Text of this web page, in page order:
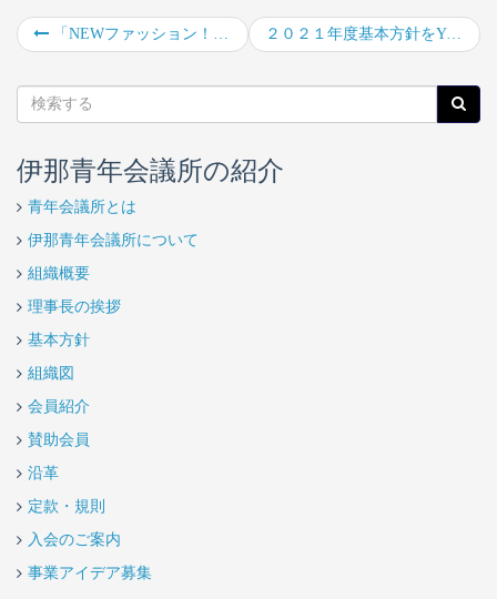
「NEWファッション！全力マスクにデザイン」たくさんの応募ありがとうございました。 ２０２１年度基本方針をYouTubeにて配信致します。
伊那青年会議所の紹介
青年会議所とは
伊那青年会議所について
組織概要
理事長の挨拶
基本方針
組織図
会員紹介
賛助会員
沿革
定款・規則
入会のご案内
事業アイデア募集